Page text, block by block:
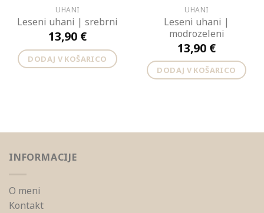
UHANI
Leseni uhani | srebrni
13,90 €
DODAJ V KOŠARICO
UHANI
Leseni uhani |
modrozeleni
13,90 €
DODAJ V KOŠARICO
INFORMACIJE
O meni
Kontakt